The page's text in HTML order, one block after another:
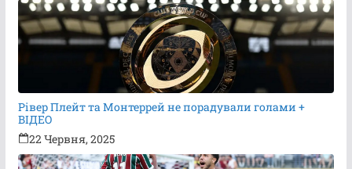
Рівер Плейт та Монтеррей не порадували голами +
ВІДЕО
22 Червня, 2025